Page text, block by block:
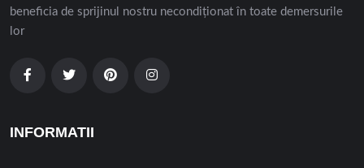
beneficia de sprijinul nostru necondiționat în toate demersurile
lor
INFORMATII